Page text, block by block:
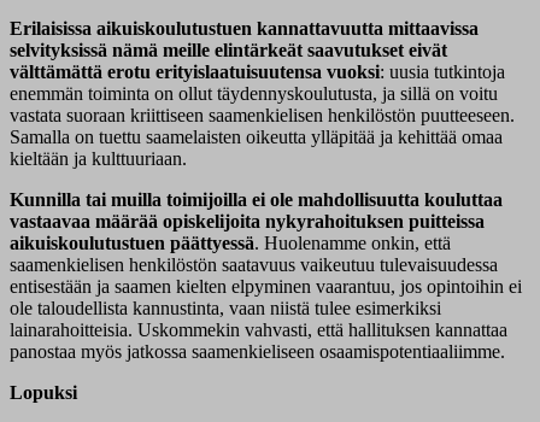
Erilaisissa aikuiskoulutustuen kannattavuutta mittaavissa
selvityksissä nämä meille elintärkeät saavutukset eivät
välttämättä erotu erityislaatuisuutensa vuoksi: uusia tutkintoja
enemmän toiminta on ollut täydennyskoulutusta, ja sillä on voitu
vastata suoraan kriittiseen saamenkielisen henkilöstön puutteeseen.
Samalla on tuettu saamelaisten oikeutta ylläpitää ja kehittää omaa
kieltään ja kulttuuriaan.
Kunnilla tai muilla toimijoilla ei ole mahdollisuutta kouluttaa
vastaavaa määrää opiskelijoita nykyrahoituksen puitteissa
aikuiskoulutustuen päättyessä. Huolenamme onkin, että
saamenkielisen henkilöstön saatavuus vaikeutuu tulevaisuudessa
entisestään ja saamen kielten elpyminen vaarantuu, jos opintoihin ei
ole taloudellista kannustinta, vaan niistä tulee esimerkiksi
lainarahoitteisia. Uskommekin vahvasti, että hallituksen kannattaa
panostaa myös jatkossa saamenkieliseen osaamispotentiaaliimme.
Lopuksi